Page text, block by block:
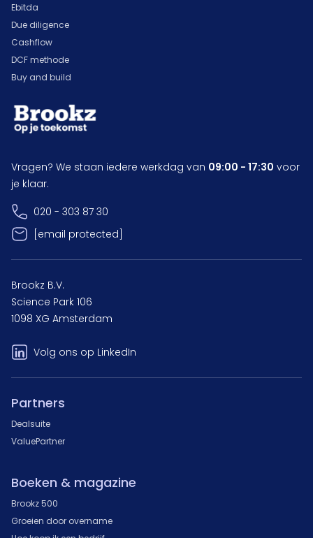
Ebitda
Due diligence
Cashflow
DCF methode
Buy and build
Vragen? We staan iedere werkdag van 09:00 - 17:30 voor
je klaar.
020 - 303 87 30
[email protected]
Brookz B.V.
Science Park 106
1098 XG Amsterdam
Volg ons op LinkedIn
Partners
Dealsuite
ValuePartner
Boeken & magazine
Brookz 500
Groeien door overname